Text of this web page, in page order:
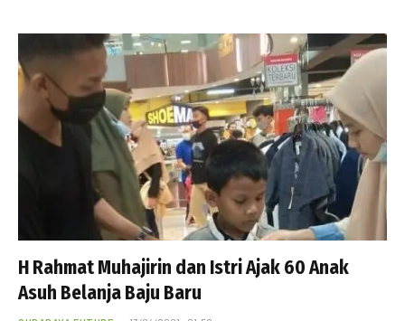
H Rahmat Muhajirin dan Istri Ajak 60 Anak
Asuh Belanja Baju Baru